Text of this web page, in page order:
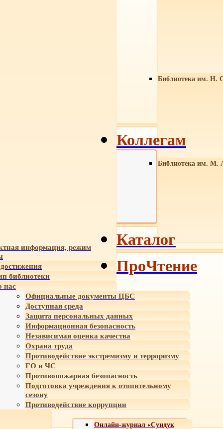
Библиотека им. Н.
Библиотека им. М.
информация, режим
библиотеки
нас
Официальные документы ЦБС
Доступная среда
Защита персональных данных
Информационная безопасность
Независимая оценка качества
Охрана труда
Противодействие экстремизму и терроризму
ГО и ЧС
Противопожарная безопасность
Подготовка учреждения к отопительному
сезону
Противодействие коррупции
Онлайн-журнал «Сундук
Коллегам
Каталог
ПроЧтение